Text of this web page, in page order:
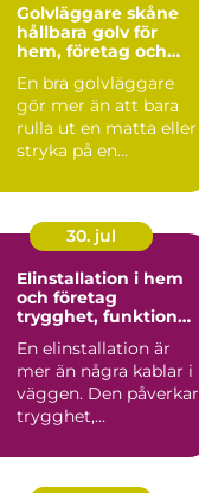
Golvläggare skåne
hållbara golv för
hem, företag och
En bra golvläggare
gör mer än att bara
rulla ut en matta eller
stryka på en
genomtän...
30. jul
Elinstallation i hem
och företag
trygghet, funktion
teknik
En elinstallation är
mer än några kablar i
väggen. Den påverkar
trygghet,
energiförb...